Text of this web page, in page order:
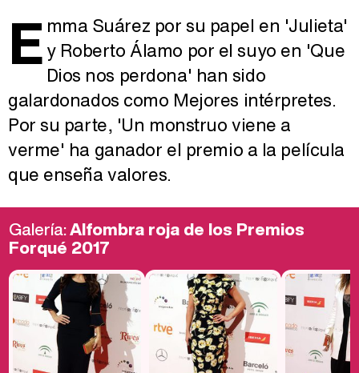
E mma Suárez por su papel en 'Julieta'
y Roberto Álamo por el suyo en 'Que
Dios nos perdona' han sido
galardonados como Mejores intérpretes.
Por su parte, 'Un monstruo viene a
verme' ha ganador el premio a la película
que enseña valores.
Galería:Alfombra roja de los Premios
Forqué 2017